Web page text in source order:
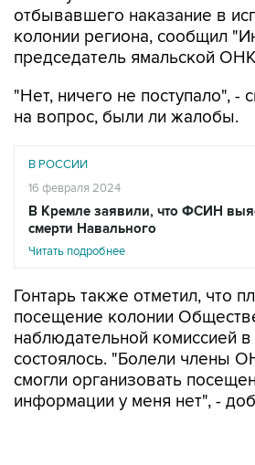
отбывавшего наказание в
колонии региона, сообщил
председатель ямальской
"Нет, ничего не поступало", -
на вопрос, были ли жалобы.
В РОССИИ
16 февраля 2024
В Кремле заявили, что ФСИН
смерти Навального
Читать подробнее
Гонтарь также отметил, что
посещение колонии
наблюдательной комиссией
состоялось. "Болели члены
смогли организовать
информации у меня нет", -